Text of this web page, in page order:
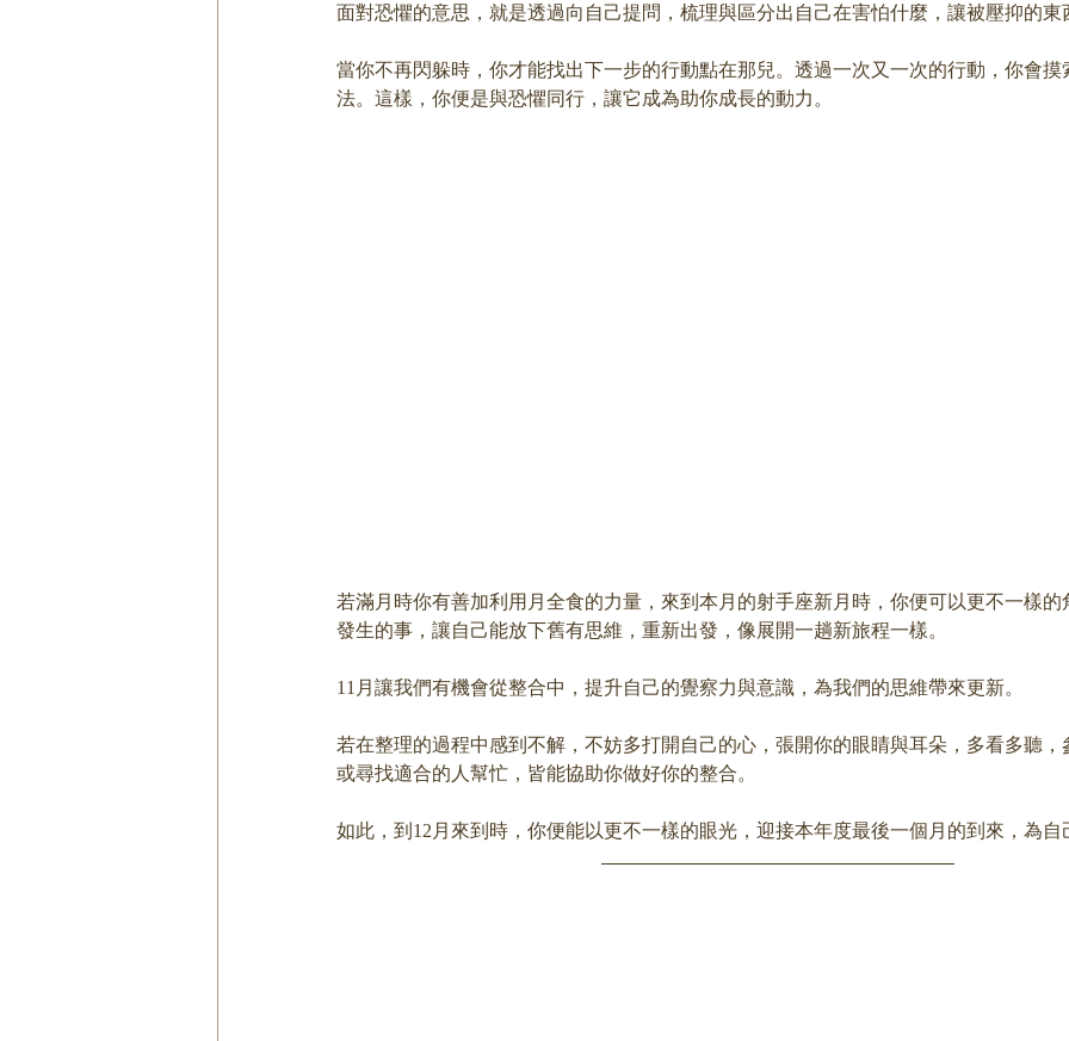
面對恐懼的意思，就是透過向自己提問，梳理與區分出自己在害怕什麼，讓被壓抑的東
當你不再閃躲時，你才能找出下一步的行動點在那兒。透過一次又一次的行動，你會摸
法。這樣，你便是與恐懼同行，讓它成為助你成長的動力。
若滿月時你有善加利用月全食的力量，來到本月的射手座新月時，你便可以更不一樣的
發生的事，讓自己能放下舊有思維，重新出發，像展開一趟新旅程一樣。
11月讓我們有機會從整合中，提升自己的覺察力與意識，為我們的思維帶來更新。
若在整理的過程中感到不解，不妨多打開自己的心，張開你的眼睛與耳朵，多看多聽，
或尋找適合的人幫忙，皆能協助你做好你的整合。
如此，到12月來到時，你便能以更不一樣的眼光，迎接本年度最後一個月的到來，為自